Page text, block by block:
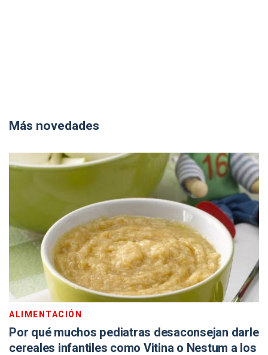
Más novedades
ALIMENTACIÓN
Por qué muchos pediatras desaconsejan darle
cereales infantiles como Vitina o Nestum a los